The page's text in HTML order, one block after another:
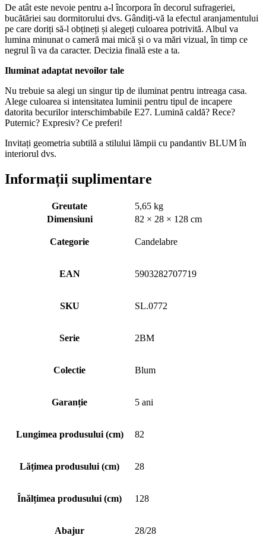
De atât este nevoie pentru a-l încorpora în decorul sufrageriei,
bucătăriei sau dormitorului dvs. Gândiți-vă la efectul aranjamentului
pe care doriți să-l obțineți și alegeți culoarea potrivită. Albul va
lumina minunat o cameră mai mică și o va mări vizual, în timp ce
negrul îi va da caracter. Decizia finală este a ta.
Iluminat adaptat nevoilor tale
Nu trebuie sa alegi un singur tip de iluminat pentru intreaga casa.
Alege culoarea si intensitatea luminii pentru tipul de incapere
datorita becurilor interschimbabile E27. Lumină caldă? Rece?
Puternic? Expresiv? Ce preferi!
Invitați geometria subtilă a stilului lămpii cu pandantiv BLUM în
interiorul dvs.
Informații suplimentare
Greutate
5,65 kg
Dimensiuni
82 × 28 × 128 cm
Categorie Candelabre
EAN 5903282707719
SKU SL.0772
Serie 2BM
Colectie Blum
Garanție 5 ani
Lungimea produsului (cm) 82
Lățimea produsului (cm) 28
Înălțimea produsului (cm) 128
Abajur 28/28